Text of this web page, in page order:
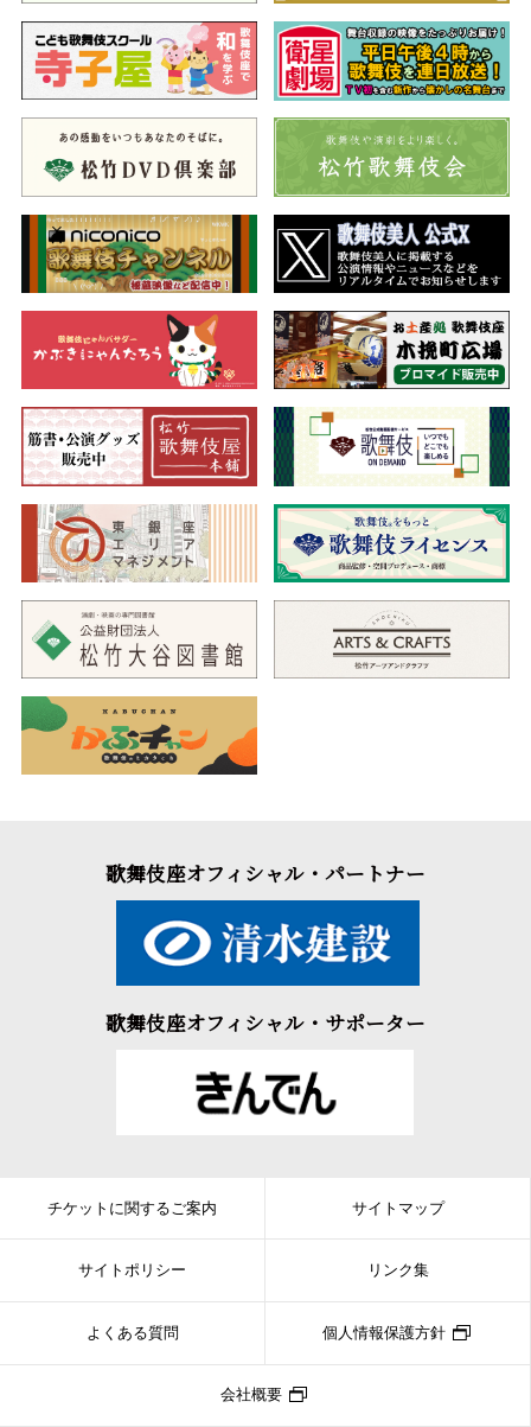
歌舞伎座オフィシャル・パートナー
歌舞伎座オフィシャル・サポーター
チケットに関するご案内 サイトマップ
サイトポリシー リンク集
よくある質問 個人情報保護方針
会社概要